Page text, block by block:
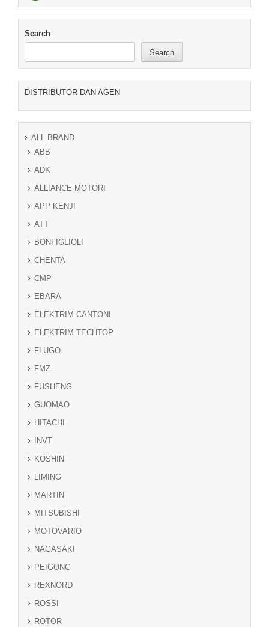
Search
Search
DISTRIBUTOR DAN AGEN
ALL BRAND
ABB
ADK
ALLIANCE MOTORI
APP KENJI
ATT
BONFIGLIOLI
CHENTA
CMP
EBARA
ELEKTRIM CANTONI
ELEKTRIM TECHTOP
FLUGO
FMZ
FUSHENG
GUOMAO
HITACHI
INVT
KOSHIN
LIMING
MARTIN
MITSUBISHI
MOTOVARIO
NAGASAKI
PEIGONG
REXNORD
ROSSI
ROTOR